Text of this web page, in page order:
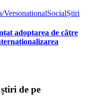
VersonationalSocialȘtiri
adoptarea de către
de pe